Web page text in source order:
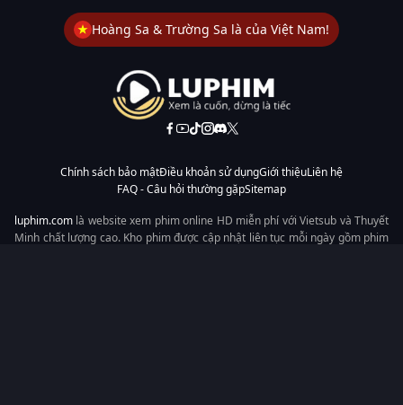
Hoàng Sa & Trường Sa là của Việt Nam!
Chính sách bảo mậtĐiều khoản sử dụngGiới thiệuLiên hệ
FAQ - Câu hỏi thường gặpSitemap
luphim.com là website xem phim online HD miễn phí với Vietsub và Thuyết
Minh chất lượng cao. Kho phim được cập nhật liên tục mỗi ngày gồm phim